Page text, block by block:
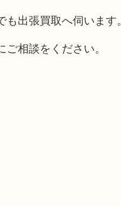
出張買取へ伺います。
相談をください。